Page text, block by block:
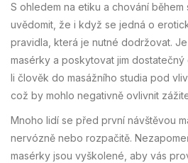
S ohledem na etiku a chování během
uvědomit, že i když se jedná o
pravidla, která je nutné dodržovat.
masérky a poskytovat jim
li člověk do masážního studia pod
což by mohlo negativně ovlivnit
Mnoho lidí se před první návštěvou
nervózně nebo rozpačitě.
masérky jsou vyškolené, aby vás